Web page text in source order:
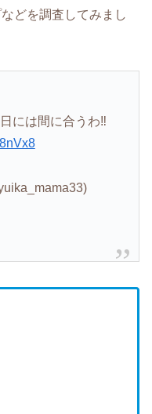
どを調査してみまし
には間に合うわ‼️